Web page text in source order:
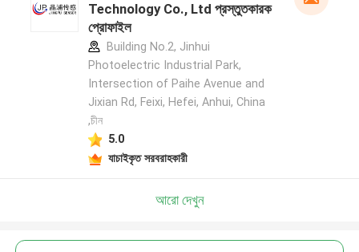
Technology Co., Ltd প্রস্তুতকারক
প্রোফাইল
Building No.2, Jinhui
Photoelectric Industrial Park,
Intersection of Paihe Avenue and
Jixian Rd, Feixi, Hefei, Anhui, China
,চীন
5.0
যাচাইকৃত সরবরাহকারী
আরো দেখুন